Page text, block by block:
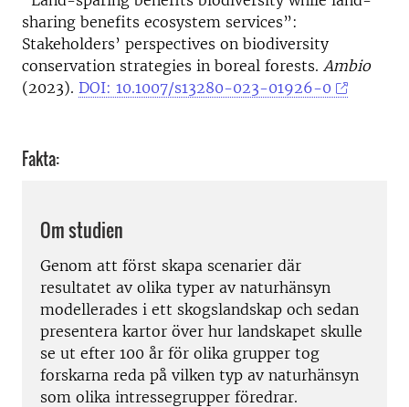
sharing benefits ecosystem services”:
Stakeholders’ perspectives on biodiversity
conservation strategies in boreal forests. Ambio
(2023). DOI: 10.1007/s13280-023-01926-0
Fakta:
Om studien
Genom att först skapa scenarier där
resultatet av olika typer av naturhänsyn
modellerades i ett skogslandskap och sedan
presentera kartor över hur landskapet skulle
se ut efter 100 år för olika grupper tog
forskarna reda på vilken typ av naturhänsyn
som olika intressegrupper föredrar.